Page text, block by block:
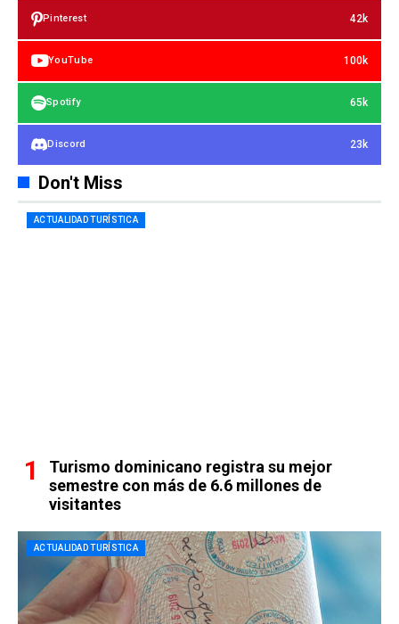
Pinterest 42k
YouTube 100k
Spotify 65k
Discord 23k
Don't Miss
ACTUALIDAD TURÍSTICA
Turismo dominicano registra su mejor
semestre con más de 6.6 millones de
visitantes
ACTUALIDAD TURÍSTICA